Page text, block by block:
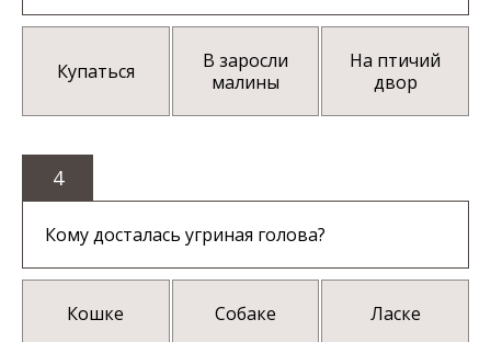
Купаться
В заросли
малины
На птичий
двор
4
Кому досталась угриная голова?
Кошке Собаке Ласке